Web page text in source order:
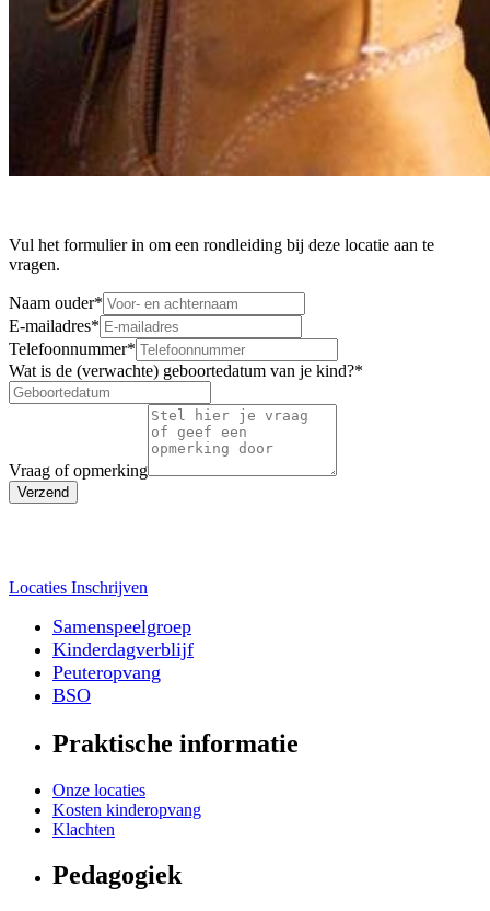
Vul het formulier in om een rondleiding bij deze locatie aan te
vragen.
Naam ouder*
E-mailadres*
Telefoonnummer*
Wat is de (verwachte) geboortedatum van je kind?*
Vraag of opmerking
Verzend
Locaties Inschrijven
Samenspeelgroep
Kinderdagverblijf
Peuteropvang
BSO
Praktische informatie
Onze locaties
Kosten kinderopvang
Klachten
Pedagogiek